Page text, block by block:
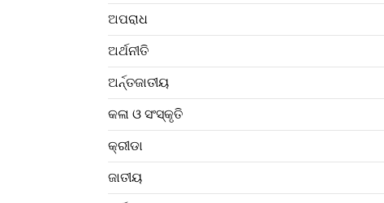
ଅପରାଧ
ଅର୍ଥନୀତି
ଅର୍ନ୍ତଜାତୀୟ
କଳା ଓ ସଂସ୍କୃତି
କ୍ରୀଡା
ଜାତୀୟ